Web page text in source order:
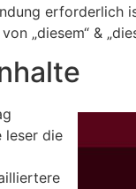
erforderlich
„diesem“ &
leser die